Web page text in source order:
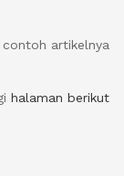
contoh artikelnya
halaman berikut